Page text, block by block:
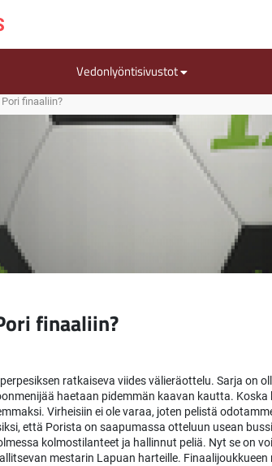
Vedonlyöntisivustot
finaaliin?
finaaliin?
ratkaiseva viides välieräottelu. Sarja on
haetaan pidemmän kaavan kautta.
Virheisiin ei ole varaa, joten pelistä
että Porista on saapumassa otteluun usean
kolmostilanteet ja hallinnut peliä. Nyt se on
mestarin Lapuan harteille.